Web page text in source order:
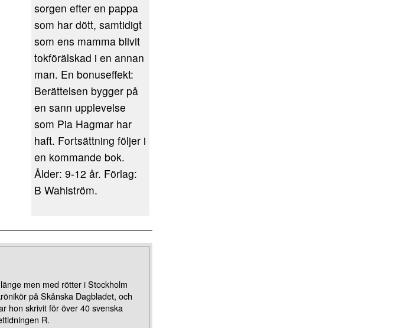
sorgen efter en pappa
som har dött, samtidigt
som ens mamma blivit
tokförälskad i en annan
man. En bonuseffekt:
Berättelsen bygger på
en sann upplevelse
som Pia Hagmar har
haft. Fortsättning följer i
en kommande bok.
Ålder: 9-12 år. Förlag:
B Wahlström.
men med rötter i Stockholm
på Skånska Dagbladet, och
hon skrivit för över 40 svenska
R.